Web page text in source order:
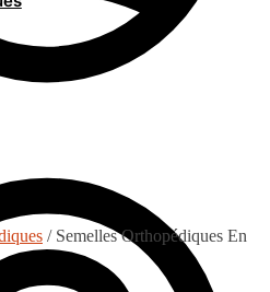
75€ d’achat
/ Semelles Orthopédiques En